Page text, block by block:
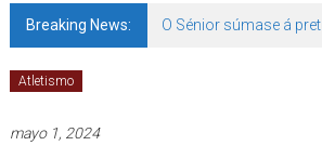
Breaking News: O Sénior súmase á
Atletismo
mayo 1, 2024